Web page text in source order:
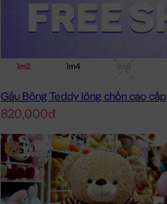
1m41m2 1m4
Gấu Bông Teddy lông chồn cao cấp
820,000đ